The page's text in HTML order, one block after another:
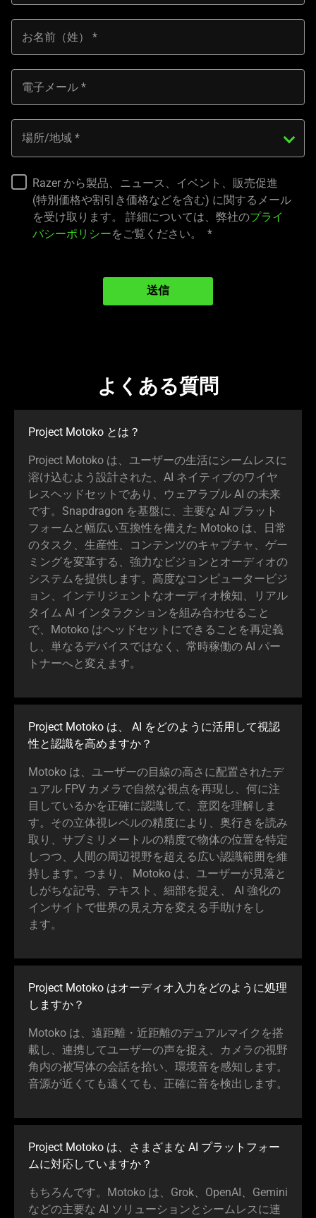
spoken;
visuals
do
provide
additional
information.
お名前（姓）
電子メール
場所/地域
Razer から製品、ニュース、イベント、販売促進
(特別価格や割引き価格などを含む) に関するメール
を受け取ります。 詳細については、弊社のプライ
バシーポリシーをご覧ください。
送信
よくある質問
Project Motoko とは ？
Project Motoko は、ユーザーの生活にシームレスに
溶け込むよう設計された、AI ネイティブのワイヤ
レスヘッドセットであり、ウェアラブル AI の未来
です。Snapdragon を基盤に、主要な AI プラット
フォームと幅広い互換性を備えた Motoko は、日常
のタスク、生産性、コンテンツのキャプチャ、ゲー
ミングを変革する、強力なビジョンとオーディオの
システムを提供します。高度なコンピュータービジ
ョン、インテリジェントなオーディオ検知、リアル
タイム AI インタラクションを組み合わせること
で、Motoko はヘッドセットにできることを再定義
し、単なるデバイスではなく、常時稼働の AI パー
トナーへと変え ます。
Project Motoko は、 AI をどのように活用して視認
性と認識を高めま すか ？
Motoko は、ユーザーの目線の高さに配置されたデ
ュアル FPV カメラで自然な視点を再現し、何に注
目しているかを正確に認識して、意図を理解しま
す。その立体視レベルの精度により、奥行きを読み
取り、サブミリメートルの精度で物体の位置を特定
しつつ、人間の周辺視野を超える広い認識範囲を維
持します。つまり、 Motoko は、ユーザーが見落と
しがちな記号、テキスト、細部を捉え、 AI 強化の
インサイトで世界の見え方を変える手助けをし
ます。
Project Motoko はオーディオ入力をどのように処理
しま すか ？
Motoko は、遠距離・近距離のデュアルマイクを搭
載し、連携してユーザーの声を捉え、カメラの視野
角内の被写体の会話を拾い、環境音を感知します。
音源が近くても遠くても、正確に音を検出し ます。
Project Motoko は、さまざまな AI プラットフォー
ムに対応していま すか ？
もちろんです。Motoko は、Grok、OpenAI、Gemini
などの主要な AI ソリューションとシームレスに連